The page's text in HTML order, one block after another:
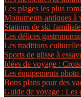
Les plages les plus
Monuments antiques à
Stations de ski
Les délices
Les traditions
Sports de glisse à
Idées de voyage :
Les équipements
Bons plans pour des
Guide de voyage : Les